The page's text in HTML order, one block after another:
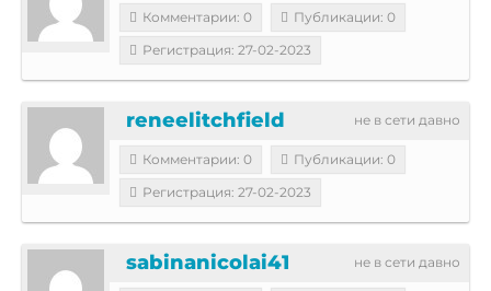
Комментарии: 0
Публикации: 0
Регистрация: 27-02-2023
не в сети давно
reneelitchfield
Комментарии: 0
Публикации: 0
Регистрация: 27-02-2023
не в сети давно
sabinanicolai41